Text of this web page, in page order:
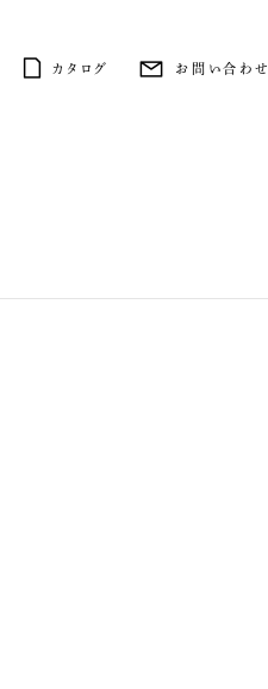
カタログ お問い合わせ